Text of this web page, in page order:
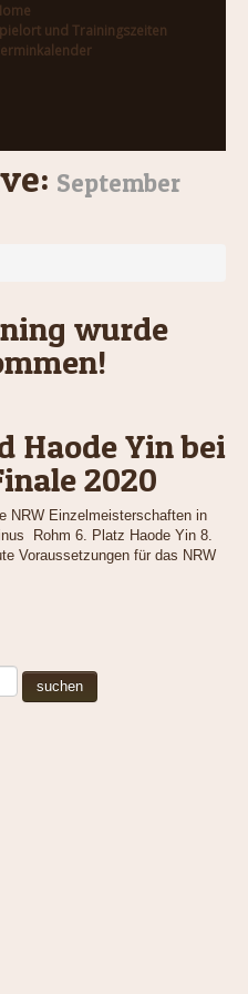
und Trainingszeiten
September
wurde
Haode Yin bei
2020
NRW Einzelmeisterschaften in
Rohm 6. Platz Haode Yin 8.
Voraussetzungen für das NRW